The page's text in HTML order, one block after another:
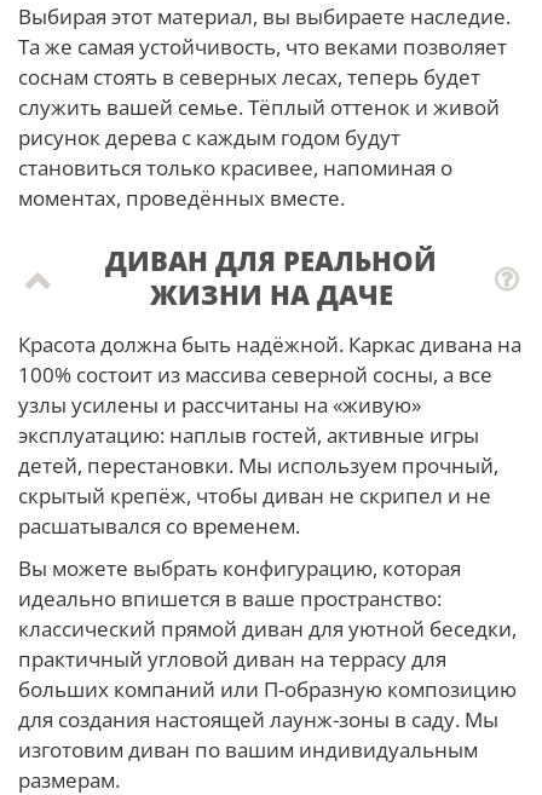
Выбирая этот материал, вы выбираете наследие.
Та же самая устойчивость, что веками позволяет
соснам стоять в северных лесах, теперь будет
служить вашей семье. Тёплый оттенок и живой
рисунок дерева с каждым годом будут
становиться только красивее, напоминая о
моментах, проведённых вместе.
ДИВАН ДЛЯ РЕАЛЬНОЙ
ЖИЗНИ НА ДАЧЕ
Красота должна быть надёжной. Каркас дивана на
100% состоит из массива северной сосны, а все
узлы усилены и рассчитаны на «живую»
эксплуатацию: наплыв гостей, активные игры
детей, перестановки. Мы используем прочный,
скрытый крепёж, чтобы диван не скрипел и не
расшатывался со временем.
Вы можете выбрать конфигурацию, которая
идеально впишется в ваше пространство:
классический прямой диван для уютной беседки,
практичный угловой диван на террасу для
больших компаний или П-образную композицию
для создания настоящей лаунж-зоны в саду. Мы
изготовим диван по вашим индивидуальным
размерам.